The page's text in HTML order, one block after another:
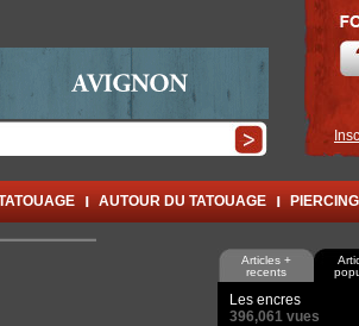
AUTOUR DU TATOUAGE PIERCING
Articles +
recents
Les encres
396,061 vues